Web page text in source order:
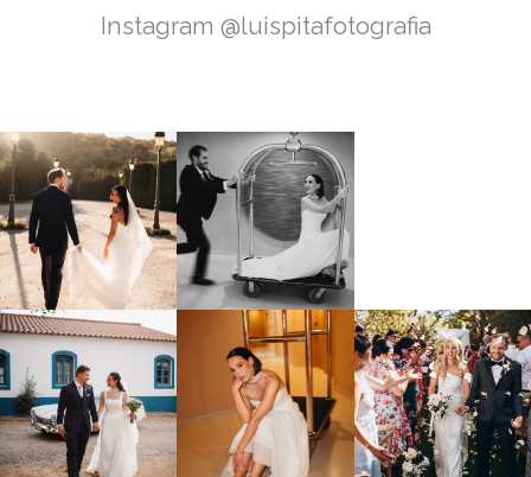
Instagram @luispitafotografia